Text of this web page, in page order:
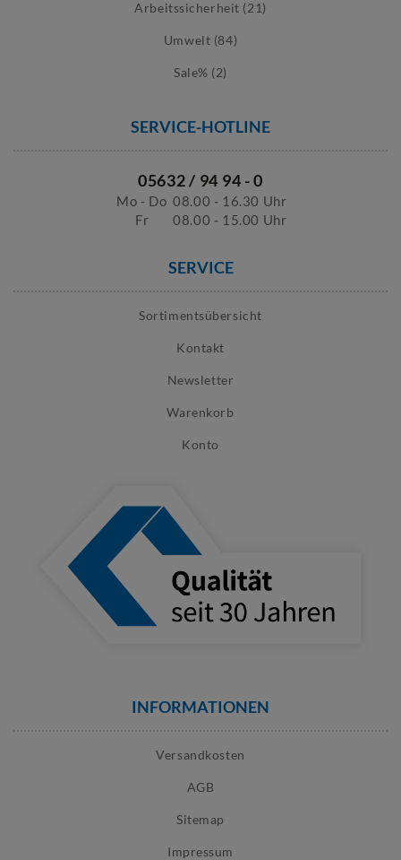
Arbeitssicherheit (21)
Umwelt (84)
Sale% (2)
SERVICE-HOTLINE
05632 / 94 94 - 0
Mo - Do 08.00 - 16.30 Uhr
Fr
08.00 - 15.00 Uhr
SERVICE
Sortimentsübersicht
Kontakt
Newsletter
Warenkorb
Konto
INFORMATIONEN
Versandkosten
AGB
Sitemap
Impressum